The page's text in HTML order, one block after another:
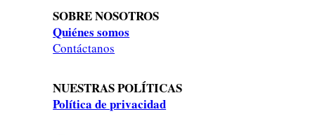
SOBRE NOSOTROS
Quiénes somos
Contáctanos
NUESTRAS POLÍTICAS
Política de privacidad